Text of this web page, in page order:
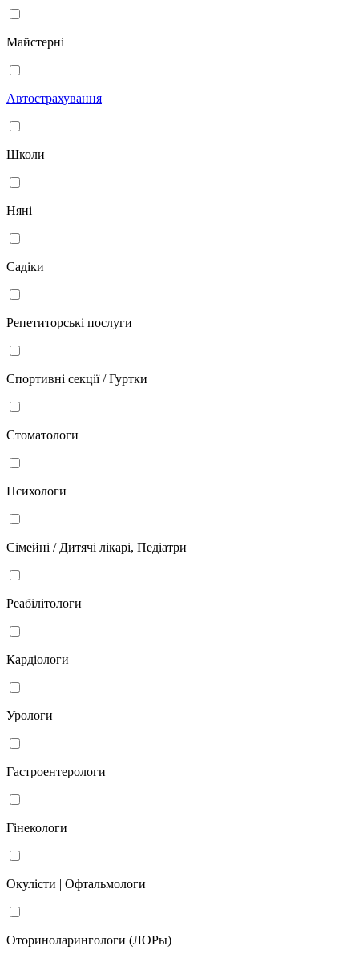
Майстерні
Автострахування
Школи
Няні
Садіки
Репетиторські послуги
Спортивні секції / Гуртки
Стоматологи
Психологи
Сімейні / Дитячі лікарі, Педіатри
Реабілітологи
Кардіологи
Урологи
Гастроентерологи
Гінекологи
Окулісти | Офтальмологи
Оториноларингологи (ЛОРы)